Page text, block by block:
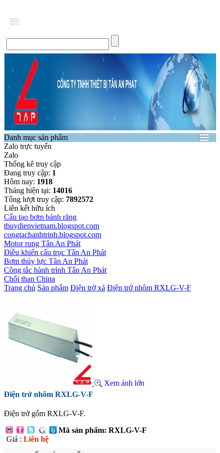
Danh mục sản phẩm
Zalo trực tuyến
Zalo
Thống kê truy cập
Đang truy cập: 1
Hôm nay: 1918
Tháng hiện tại: 14016
Tổng lượt truy cập: 7892572
Liên kết hữu ích
Cấu tạo bơm bánh răng
thuydienvietnam.blogspot.com
congtachanhtrinh.blogspot.com
Motor rung Tân An Phát
Điều khiển cẩu trục Tân An Phát
Bơm thủy lực Tân An Phát
Công tắc hành trình Tân An Phát
Chổi than China
Trang chủ Sản phẩm Điện trở xả Điện trở nhôm RXLG-V-F
Xem ảnh lớn
Điện trở nhôm RXLG-V-F
Điện trở gốm RXLG-V-F.
Mã sản phẩm: RXLG-V-F
Giá : Liên hệ